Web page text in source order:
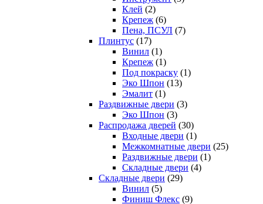
Клей (2)
Крепеж (6)
Пена, ПСУЛ (7)
Плинтус (17)
Винил (1)
Крепеж (1)
Под покраску (1)
Эко Шпон (13)
Эмалит (1)
Раздвижные двери (3)
Эко Шпон (3)
Распродажа дверей (30)
Входные двери (1)
Межкомнатные двери (25)
Раздвижные двери (1)
Складные двери (4)
Складные двери (29)
Винил (5)
Финиш Флекс (9)